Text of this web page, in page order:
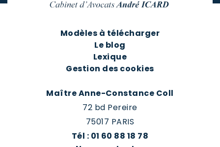
Modèles à télécharger
Le blog
Lexique
Gestion des cookies
Maître Anne-Constance Coll
72 bd Pereire
75017 PARIS
Tél : 01 60 88 18 78